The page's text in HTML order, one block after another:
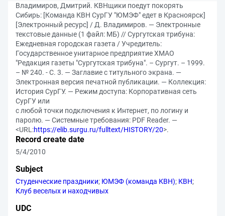
Владимиров, Дмитрий. КВНщики поедут покорять
Сибирь: [Команда КВН СурГУ "ЮМЭФ" едет в Красноярск]
[Электронный ресурс] / Д. Владимиров. — Электронные
текстовые данные (1 файл: МБ) // Сургутская трибуна:
Ежедневная городская газета / Учредитель:
Государственное унитарное предприятие ХМАО
"Редакция газеты "Сургутская трибуна". – Сургут. – 1999.
– № 240. - С. 3. — Заглавие с титульного экрана. —
Электронная версия печатной публикации. — Коллекция:
История СурГУ. — Режим доступа: Корпоративная сеть
СурГУ или
с любой точки подключения к Интернет, по логину и
паролю. — Системные требования: PDF Reader. —
<URL:https://elib.surgu.ru/fulltext/HISTORY/20>.
Record create date
5/4/2010
Subject
Студенческие праздники; ЮМЭФ (команда КВН); КВН;
Клуб веселых и находчивых
UDC